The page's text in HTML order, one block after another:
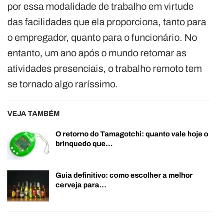
por essa modalidade de trabalho em virtude
das facilidades que ela proporciona, tanto para
o empregador, quanto para o funcionário. No
entanto, um ano após o mundo retomar as
atividades presenciais, o trabalho remoto tem
se tornado algo raríssimo.
VEJA TAMBÉM
O retorno do Tamagotchi: quanto vale hoje o
brinquedo que…
Guia definitivo: como escolher a melhor
cerveja para…